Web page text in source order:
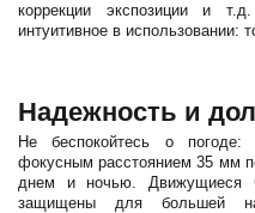
коррекции экспозиции и
интуитивное в использовании:
Надежность и
Не беспокойтесь о погоде:
фокусным расстоянием 35 мм
днем ​​и ночью. Движущиеся
защищены для большей